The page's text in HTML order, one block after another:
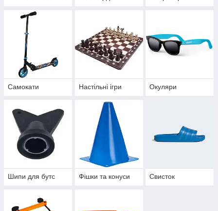
Самокати Настільні ігри Окуляри
Шипи для бутс Фішки та конуси Свисток